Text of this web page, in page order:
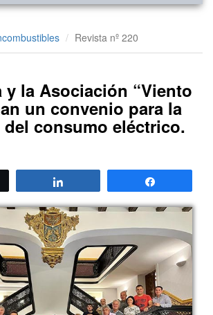
Revista nº 220
y la Asociación “Viento
un convenio para la
consumo eléctrico.